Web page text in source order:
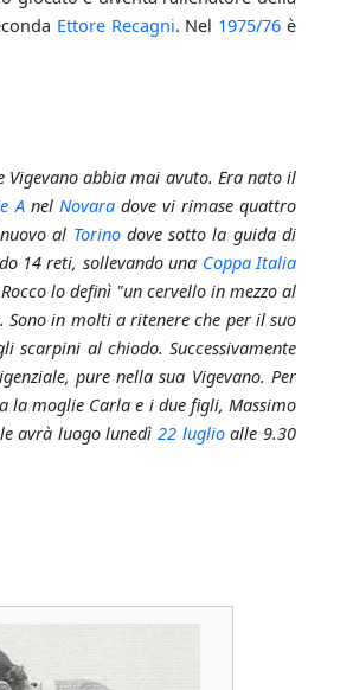
Ettore Recagni. Nel 1975/76 è
abbia mai avuto. Era nato il
Anel Novaradove vi rimase quattro
al Torinodove sotto la guida di
14 reti, sollevando una Coppa Italia
lo definì "un cervello in mezzo al
in molti a ritenere che per il suo
scarpini al chiodo. Successivamente
pure nella sua Vigevano. Per
la moglie Carla e i due figli, Massimo
avrà luogo lunedì22 luglioalle 9.30